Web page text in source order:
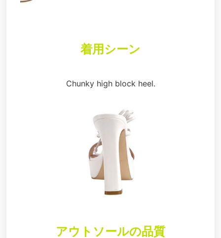
着用シーン
Chunky high block heel.
アウトソールの品質